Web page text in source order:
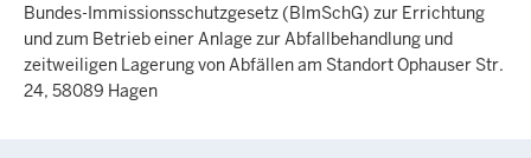
h
h
i
e
Bundes-Immissionsschutzgesetz (BImSchG) zur Errichtung
und zum Betrieb einer Anlage zur Abfallbehandlung und
zeitweiligen Lagerung von Abfällen am Standort Ophauser Str.
24, 58089 Hagen